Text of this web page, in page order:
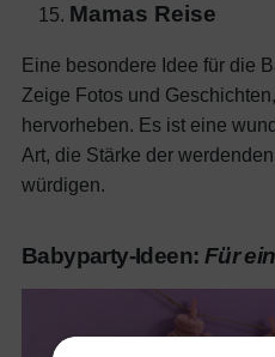
Mamas Reise
Eine besondere Idee für die
Zeige Fotos und
hervorheben. Es ist eine
Art, die Stärke der
würdigen.
Babyparty-Ideen: Für